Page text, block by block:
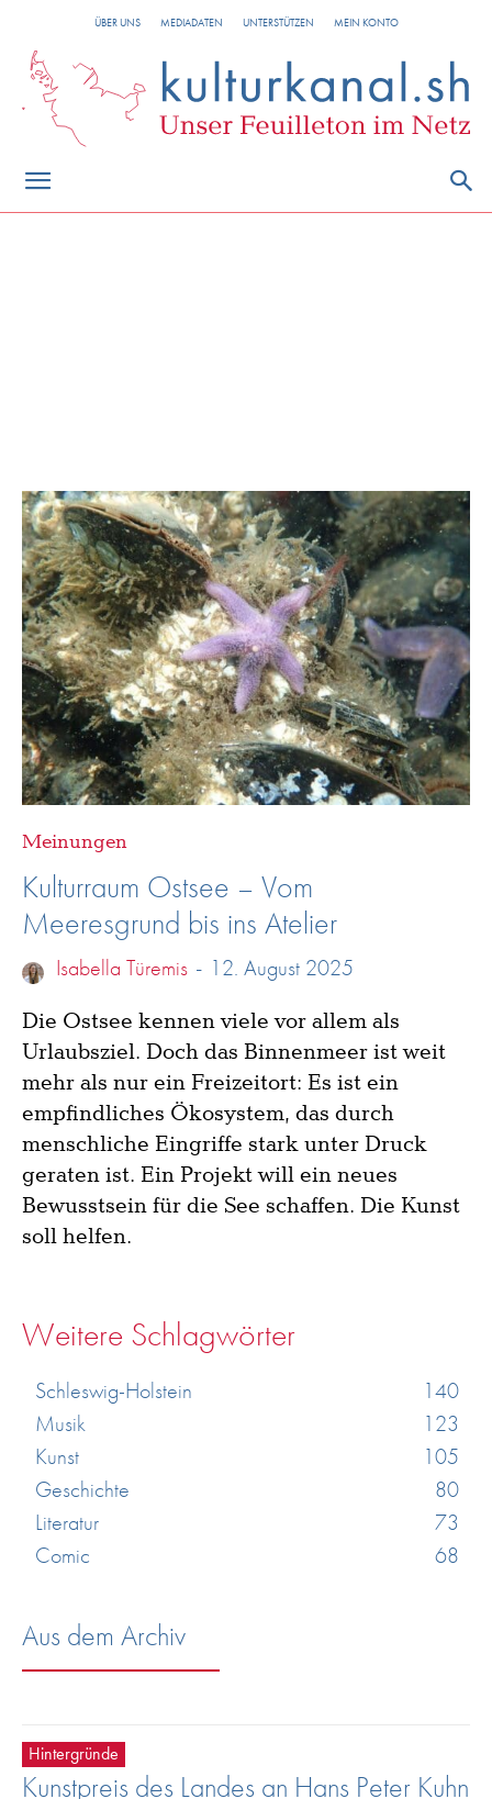
ÜBER UNS MEDIADATEN UNTERSTÜTZEN MEIN KONTO
Meinungen
Kulturraum Ostsee – Vom
Meeresgrund bis ins Atelier
Isabella Türemis - 12. August 2025
Die Ostsee kennen viele vor allem als
Urlaubsziel. Doch das Binnenmeer ist weit
mehr als nur ein Freizeitort: Es ist ein
empfindliches Ökosystem, das durch
menschliche Eingriffe stark unter Druck
geraten ist. Ein Projekt will ein neues
Bewusstsein für die See schaffen. Die Kunst
soll helfen.
Weitere Schlagwörter
Schleswig-Holstein
140
Musik
123
Kunst
105
Geschichte
80
Literatur
73
Comic
68
Aus dem Archiv
Hintergründe
Kunstpreis des Landes an Hans Peter Kuhn